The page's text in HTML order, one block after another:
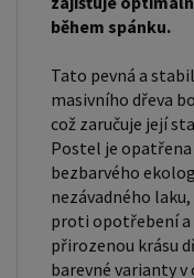
90x200 cm jsou
pro jednotlivce a
studentském
pokojích. Námi
matrací, nočními
prostorem.
140x200 cm jsou
jednolůžka. Tento
během spánku.
Tato pevná a
masivního dřeva
což zaručuje její
Postel je
bezbarvého
nezávadného
proti opotřebení a
přirozenou krásu
barevné varianty v